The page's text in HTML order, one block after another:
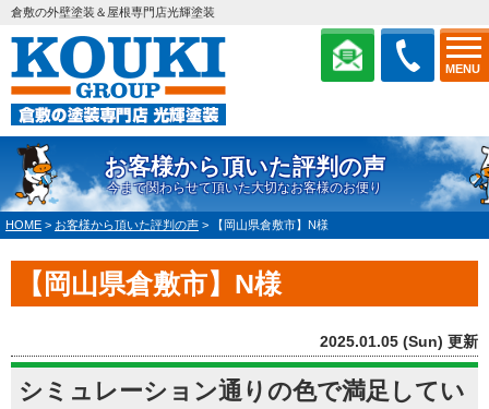
MENU
倉敷の外壁塗装＆屋根専門店光輝塗装
お客様から頂いた評判の声
今まで関わらせて頂いた大切なお客様のお便り
HOME > お客様から頂いた評判の声 > 【岡山県倉敷市】N様
【岡山県倉敷市】N様
2025.01.05 (Sun) 更新
シミュレーション通りの色で満足してい